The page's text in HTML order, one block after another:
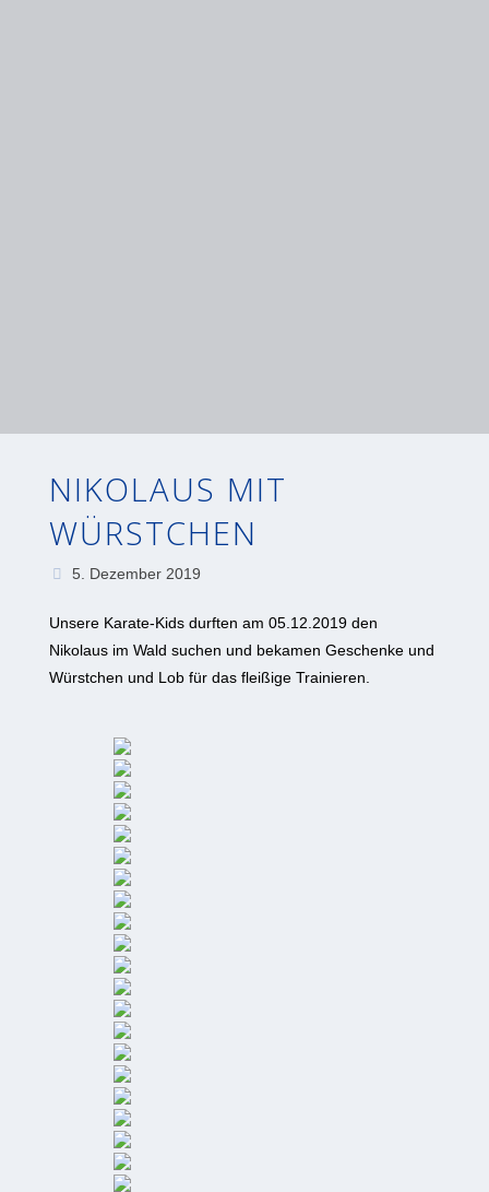
NIKOLAUS MIT
WÜRSTCHEN
5. Dezember 2019
Unsere Karate-Kids durften am 05.12.2019 den
Nikolaus im Wald suchen und bekamen Geschenke und
Würstchen und Lob für das fleißige Trainieren.